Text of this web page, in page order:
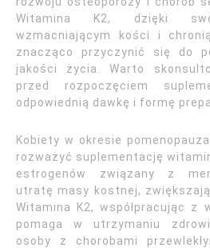
Witamina K2, dzięki
wzmacniającym kości i
znacząco przyczynić się do
jakości życia. Warto
przed rozpoczęciem
odpowiednią dawkę i formę
Kobiety w okresie
rozważyć suplementację
estrogenów związany z
utratę masy kostnej,
Witamina K2, współpracując z
pomaga w utrzymaniu
osoby z chorobami